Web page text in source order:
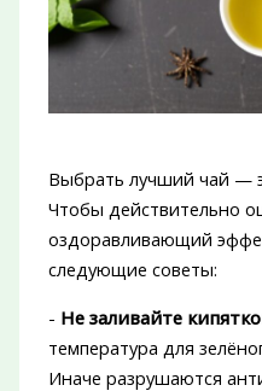
Выбрать лучший чай —
Чтобы действительно
оздоравливающий
следующие советы:
- Не заливайте
температура для
Иначе разрушаются